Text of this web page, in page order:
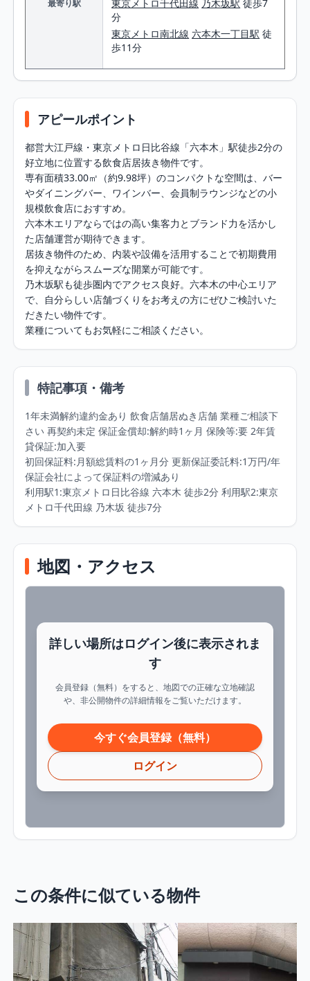
最寄り駅 東京メトロ千代田線 乃木坂駅 徒歩7
分
東京メトロ南北線 六本木一丁目駅 徒
歩11分
アピールポイント
都営大江戸線・東京メトロ日比谷線「六本木」駅徒歩2分の
好立地に位置する飲食店居抜き物件です。
専有面積33.00㎡（約9.98坪）のコンパクトな空間は、バー
やダイニングバー、ワインバー、会員制ラウンジなどの小
規模飲食店におすすめ。
六本木エリアならではの高い集客力とブランド力を活かし
た店舗運営が期待できます。
居抜き物件のため、内装や設備を活用することで初期費用
を抑えながらスムーズな開業が可能です。
乃木坂駅も徒歩圏内でアクセス良好。六本木の中心エリア
で、自分らしい店舗づくりをお考えの方にぜひご検討いた
だきたい物件です。
業種についてもお気軽にご相談ください。
特記事項・備考
1年未満解約違約金あり 飲食店舗居ぬき店舗 業種ご相談下
さい 再契約未定 保証金償却:解約時1ヶ月 保険等:要 2年賃
貸保証:加入要
初回保証料:月額総賃料の1ヶ月分 更新保証委託料:1万円/年
保証会社によって保証料の増減あり
利用駅1:東京メトロ日比谷線 六本木 徒歩2分 利用駅2:東京
メトロ千代田線 乃木坂 徒歩7分
地図・アクセス
詳しい場所はログイン後に表示されま
す
会員登録（無料）をすると、地図での正確な立地確認
や、非公開物件の詳細情報をご覧いただけます。
今すぐ会員登録（無料）
ログイン
この条件に似ている物件